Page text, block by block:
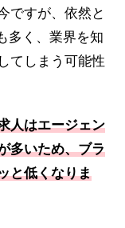
ですが、依然と
多く、業界を知
てしまう可能性
人はエージェン
多いため、ブラ
と低くなりま